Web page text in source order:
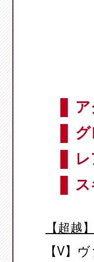
【超越】
【V】